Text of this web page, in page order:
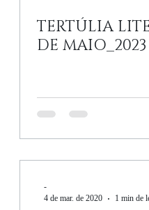
TERTÚLIA
DE MAIO_2023
-
4 de mar. de 2020
1 min de